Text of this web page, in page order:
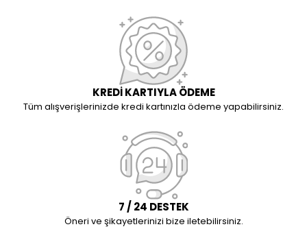
KREDİ KARTIYLA ÖDEME
Tüm alışverişlerinizde kredi kartınızla ödeme yapabilirsiniz.
7 / 24 DESTEK
Öneri ve şikayetlerinizi bize iletebilirsiniz.